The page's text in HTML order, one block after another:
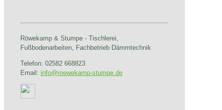
Röwekamp & Stumpe - Tischlerei,
Fußbodenarbeiten, Fachbetrieb Dämmtechnik
Telefon: 02582 668823
Email: info@roewekamp-stumpe.de